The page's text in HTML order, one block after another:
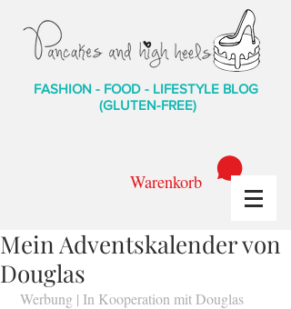
FASHION - FOOD - LIFESTYLE BLOG
(GLUTEN-FREE)
Warenkorb
Mein Adventskalender von
Douglas
Werbung | In Kooperation mit Douglas